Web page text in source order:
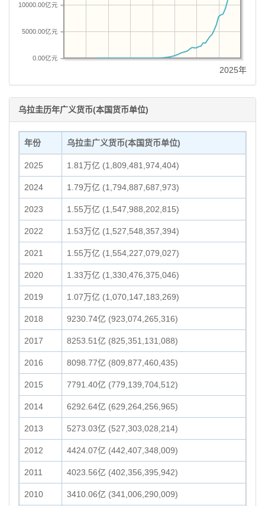
0.00亿元
5000.00亿元
10000.00亿元
2025年
乌拉圭历年广义货币(本国货币单位)
年份 乌拉圭广义货币(本国货币单位)
2025 1.81万亿 (1,809,481,974,404)
2024 1.79万亿 (1,794,887,687,973)
2023 1.55万亿 (1,547,988,202,815)
2022 1.53万亿 (1,527,548,357,394)
2021 1.55万亿 (1,554,227,079,027)
2020 1.33万亿 (1,330,476,375,046)
2019 1.07万亿 (1,070,147,183,269)
2018 9230.74亿 (923,074,265,316)
2017 8253.51亿 (825,351,131,088)
2016 8098.77亿 (809,877,460,435)
2015 7791.40亿 (779,139,704,512)
2014 6292.64亿 (629,264,256,965)
2013 5273.03亿 (527,303,028,214)
2012 4424.07亿 (442,407,348,009)
2011 4023.56亿 (402,356,395,942)
2010 3410.06亿 (341,006,290,009)